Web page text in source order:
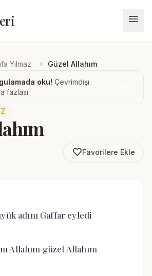
menu
Yılmaz chevron_right Güzel Allahım
oku! Çevrimdışı
fazlası.
favorite_borderFavorilere Ekle
adını Gaffar eyledi
Allahım güzel Allahım